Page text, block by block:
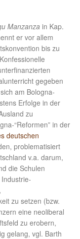
Manzanza in Kap.
er vor allem
bis zu
gegeben
am Bologna-
Erfolge in der
zu
“Reformen” in der
deutschen
problematisiert
v.a. darum,
die Schulen
zu setzen (bzw.
eine neoliberal
zu erobern,
gelang, vgl. Barth